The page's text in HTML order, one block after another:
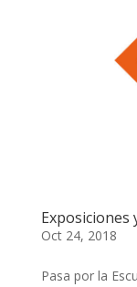
Exposiciones
Oct 24, 2018
Pasa por la